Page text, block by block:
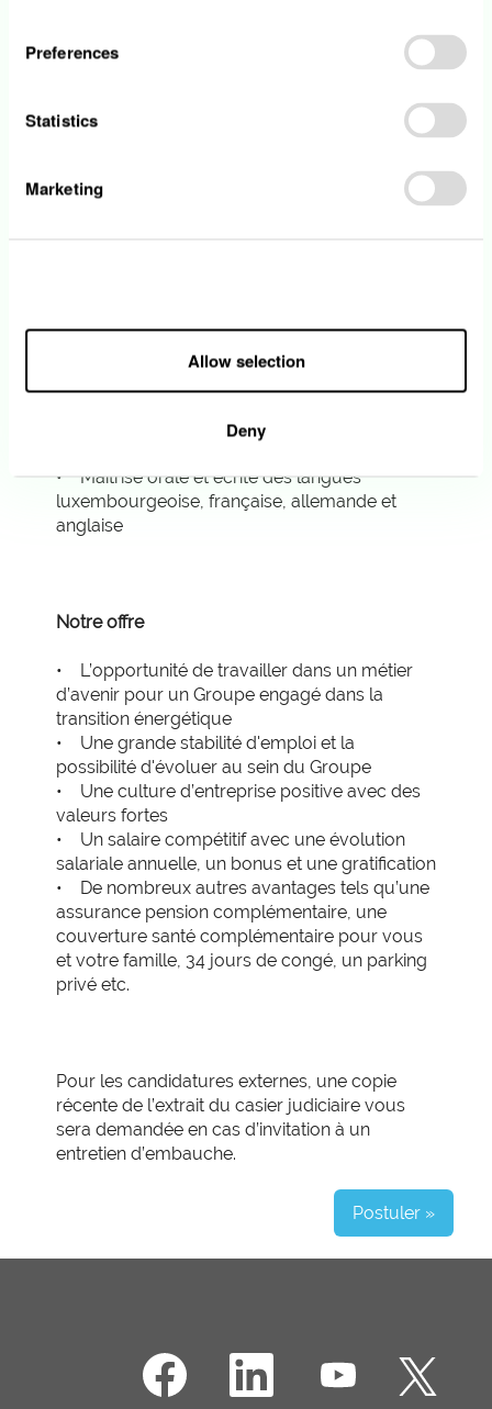
Preferences
Statistics
Marketing
Allow selection
Deny
avancée et fournissez des indicateurs
permettant de contrôler la cohérence des
anomalies, la fraude, les défauts de
• Envie d’apprendre, curiosité et un goût
pour l’innovation vous caractérisent
travailler de manière autonome font partie de
• Maîtrise orale et écrite des langues
luxembourgeoise, française, allemande et
anglaise
Notre offre
• L’opportunité de travailler dans un métier
d’avenir pour un Groupe engagé dans la
transition énergétique
• Une grande stabilité d'emploi et la
possibilité d'évoluer au sein du Groupe
• Une culture d’entreprise positive avec des
valeurs fortes
• Un salaire compétitif avec une évolution
salariale annuelle, un bonus et une gratification
• De nombreux autres avantages tels qu’une
assurance pension complémentaire, une
couverture santé complémentaire pour vous
et votre famille, 34 jours de congé, un parking
privé etc.
Pour les candidatures externes, une copie
récente de l’extrait du casier judiciaire vous
sera demandée en cas d’invitation à un
entretien d’embauche.
Postuler »
S
o
S
o
o
S
o